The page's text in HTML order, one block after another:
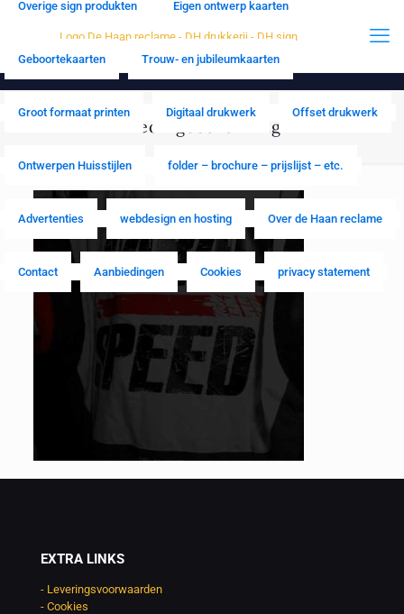
Overige sign produkten Eigen ontwerp kaarten
Geboortekaarten Trouw- en jubileumkaarten
Groot formaat printen Digitaal drukwerk Offset drukwerk
Ontwerpen Huisstijlen folder – brochure – prijslijst – etc.
Advertenties webdesign en hosting Over de Haan reclame
Contact Aanbiedingen Cookies privacy statement
kledingbedrukking
EXTRA LINKS
- Leveringsvoorwaarden
- Cookies